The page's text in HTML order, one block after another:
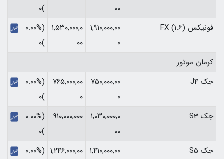
۰۰
)۰
فونیکس FX (1.6)
۱,۹۱۰,۰۰۰,۰۰
۰
۱,۵۳۰,۰۰۰,۰
۰۰
(۰.۰۰%
)۰
کرمان موتور
جک J4
۷۵۰,۰۰۰,۰۰
۰
۷۶۵,۰۰۰,۰۰
۰
(۰.۰۰%
)۰
جک S3
۱,۰۳۰,۰۰۰,۰
۰۰
۹۱۰,۰۰۰,۰۰۰
(۰.۰۰%
)۰
جک S5
۱,۴۱۰,۰۰۰,۰۰ ۱,۲۴۶,۰۰۰,۰۰
(۰.۰۰%